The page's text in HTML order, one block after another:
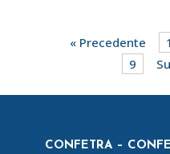
« Precedente 1
9
CONFETRA –